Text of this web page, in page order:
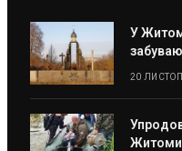
У
20